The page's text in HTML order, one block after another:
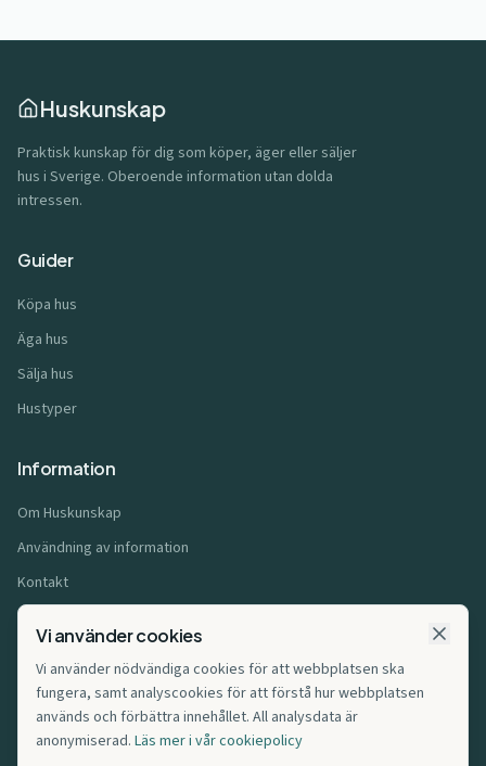
Huskunskap
Praktisk kunskap för dig som köper, äger eller säljer
hus i Sverige. Oberoende information utan dolda
intressen.
Guider
Köpa hus
Äga hus
Sälja hus
Hustyper
Information
Om Huskunskap
Användning av information
Kontakt
Användarvillkor
Cookiepolicy
Affiliatepolicy
Cookie-inställningar
Vi använder cookies
Vi använder nödvändiga cookies för att webbplatsen ska
fungera, samt analyscookies för att förstå hur webbplatsen
används och förbättra innehållet. All analysdata är
anonymiserad. Läs mer i vår cookiepolicy